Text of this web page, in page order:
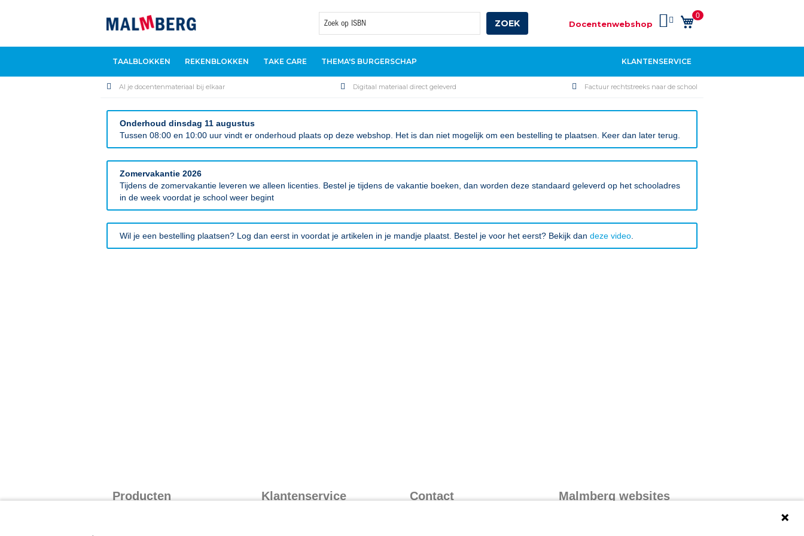
Zoek
ZOEK Docentenwebshop
Winkelwagen
0
TAALBLOKKEN REKENBLOKKEN TAKE CARE THEMA'S BURGERSCHAP KLANTENSERVICE
Al je docentenmateriaal bij elkaar Digitaal materiaal direct geleverd Factuur rechtstreeks naar de school
Onderhoud dinsdag 11 augustus
Tussen 08:00 en 10:00 uur vindt er onderhoud plaats op deze webshop. Het is dan niet mogelijk om een bestelling te plaatsen. Keer dan later terug.
Zomervakantie 2026
Tijdens de zomervakantie leveren we alleen licenties. Bestel je tijdens de vakantie boeken, dan worden deze standaard geleverd op het schooladres
in de week voordat je school weer begint
Wil je een bestelling plaatsen? Log dan eerst in voordat je artikelen in je mandje plaatst. Bestel je voor het eerst? Bekijk dan deze video
Producten Klantenservice Contact Malmberg websites